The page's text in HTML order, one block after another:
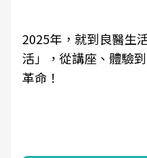
2025年，就到良醫生
活」，從講座、體驗
革命！